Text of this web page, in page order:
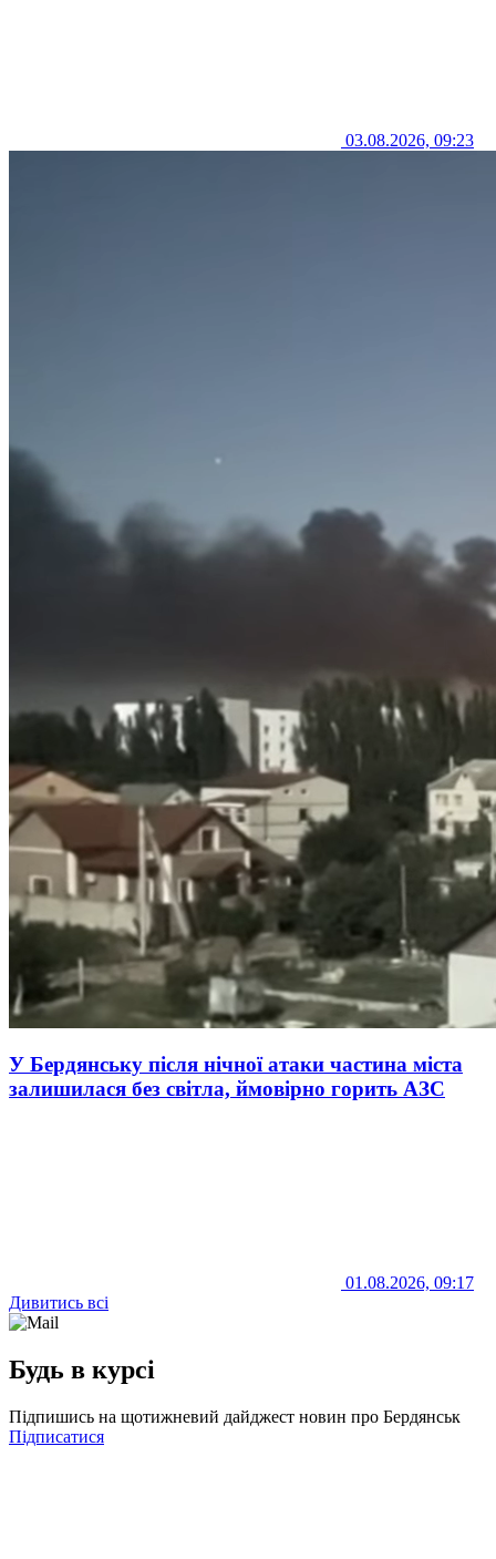
03.08.2026, 09:23
У Бердянську після нічної атаки частина міста
залишилася без світла, ймовірно горить АЗС
01.08.2026, 09:17
Дивитись всі
Будь в курсі
Підпишись на щотижневий дайджест новин про Бердянськ
Підписатися